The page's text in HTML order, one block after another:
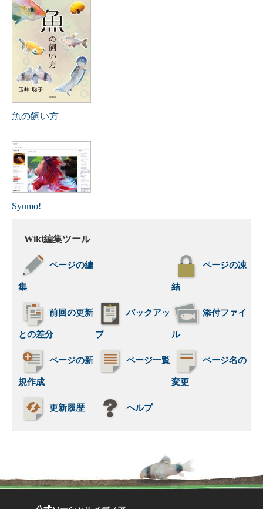
魚の飼い方
Syumo!
Wiki編集ツール
ページの編
集
ページの凍
結
前回の更新
との差分
バックアッ
プ
添付ファイ
ル
ページの新
規作成
ページ一覧 ページ名の
変更
更新履歴 ヘルプ